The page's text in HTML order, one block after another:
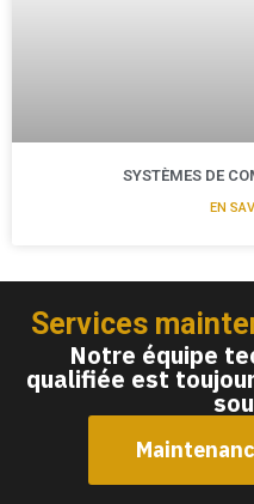
SYSTÈMES DE
EN
Services
Notre équipe
qualifiée est